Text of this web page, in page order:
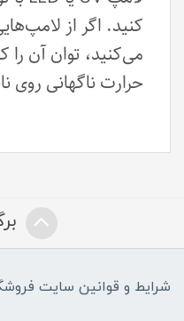
کنید. اگر از
می‌کنید، توان آن را
حرارت ناگهانی روی
شرایط و قوانین سایت